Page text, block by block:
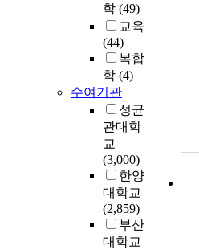
학 (49)
교육
(44)
복합
학 (4)
수여기관
성균
관대학
교
(3,000)
한양
대학교
(2,859)
부산
대학교